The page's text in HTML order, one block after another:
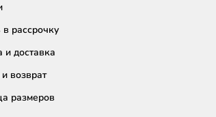
в рассрочку
и доставка
возврат
размеров